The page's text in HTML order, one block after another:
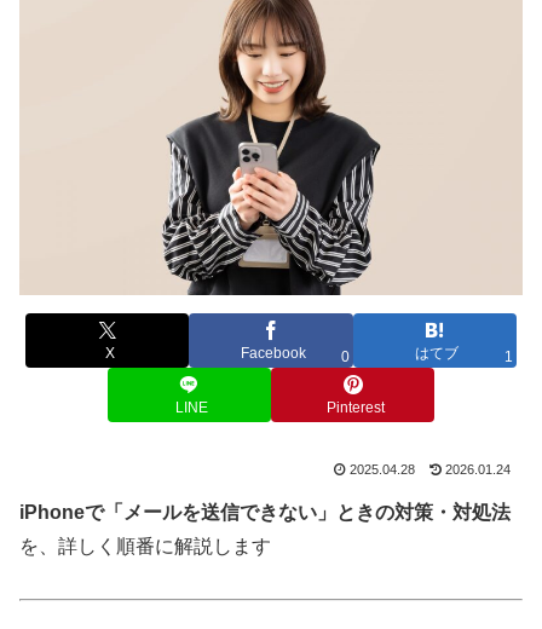
X Facebook 0 はてブ 1
LINE Pinterest
2025.04.28 2026.01.24
iPhoneで「メールを送信できない」ときの対策・対処法
を、詳しく順番に解説します